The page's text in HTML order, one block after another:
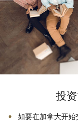
投
如要在加拿大开始